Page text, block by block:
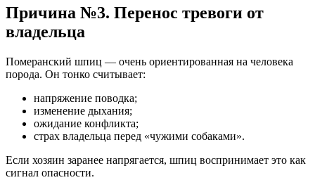
Причина №3. Перенос тревоги от
владельца
Померанский шпиц — очень ориентированная на человека
порода. Он тонко считывает:
напряжение поводка;
изменение дыхания;
ожидание конфликта;
страх владельца перед «чужими собаками».
Если хозяин заранее напрягается, шпиц воспринимает это как
сигнал опасности.